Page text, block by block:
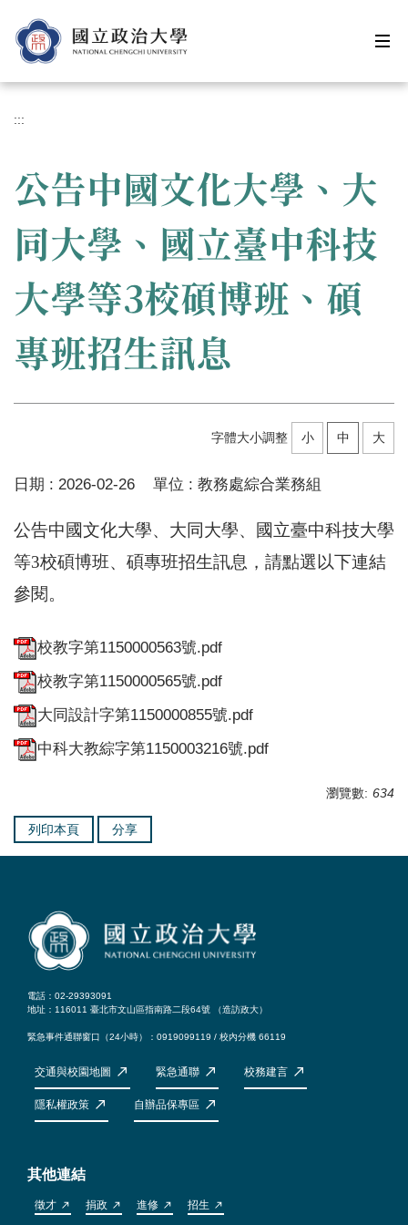
到
主
內
區
:::
公告中國文化大學、大
同大學、國立臺中科技
大學等3校碩博班、碩
專班招生訊息
字體大小調整 小 中 大
日期 : 2026-02-26 單位 : 教務處綜合業務組
公告中國文化大學、大同大學、國立臺中科技大學
等3校碩博班、碩專班招生訊息，請點選以下連結
參閱。
校教字第1150000563號.pdf
校教字第1150000565號.pdf
大同設計字第1150000855號.pdf
中科大教綜字第1150003216號.pdf
瀏覽數: 634
列印本頁 分享
電話：02-29393091
地址：116011 臺北市文山區指南路二段64號 （造訪政大）
緊急事件通聯窗口（24小時）：0919099119 / 校內分機 66119
交通與校園地圖 緊急通聯 校務建言
隱私權政策 自辦品保專區
其他連結
徵才 捐政 進修 招生